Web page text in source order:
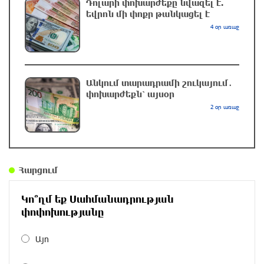
6 րոպե առաջ
Հայաստանի հավաքականի նախկին գլխավոր
մարզիչը նոր ազգային ընտրանի է գլխավորել
Պայմանները չեն կատարվել․ ՈՒԵՖԱ-ի
հայտարարությունը
Դոլարի փոխարժեքը նվազել է.
եվրոն մի փոքր թանկացել է
4 օր առաջ
Անկում տարադրամի շուկայում․
փոխարժեքն՝ այսօր
2 օր առաջ
Հարցում
Կո՞ղմ եք Սահմանադրության
փոփոխությանը
Այո